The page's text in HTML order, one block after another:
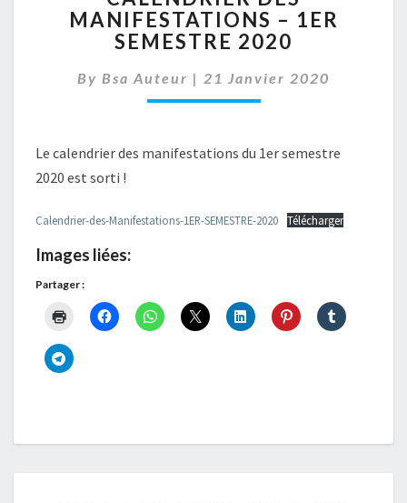
MANIFESTATIONS
–
SEMESTRE
2020
MANIFESTATIONS – 1ER
SEMESTRE 2020
By Bsa Auteur | 21 Janvier 2020
Le calendrier des manifestations du 1er semestre
2020 est sorti !
Calendrier-des-Manifestations-1ER-SEMESTRE-2020 Télécharger
Images liées:
Partager :